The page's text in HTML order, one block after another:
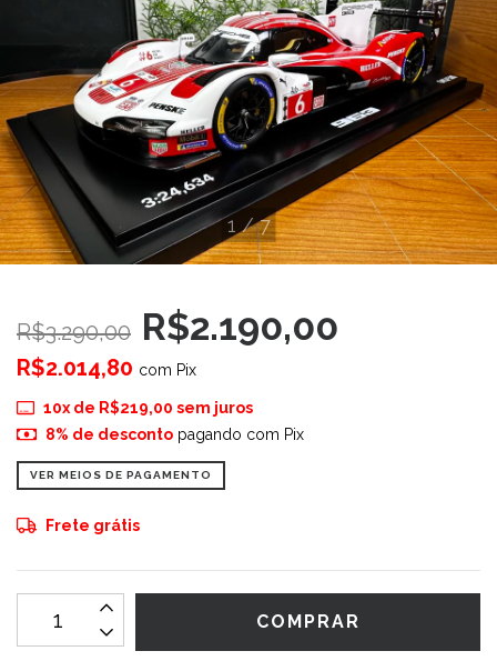
1/7
R$3.290,00 R$2.190,00
R$2.014,80 com Pix
10x de R$219,00 sem juros
8% de descontopagando com Pix
VER MEIOS DE PAGAMENTO
Frete grátis